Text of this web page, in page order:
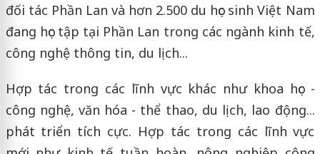
đối tác Phần Lan và hơn 2.500 du học sinh Việt Nam
đang học tập tại Phần Lan trong các ngành kinh tế,
công nghệ thông tin, du lịch...
Hợp tác trong các lĩnh vực khác như khoa học -
công nghệ, văn hóa - thể thao, du lịch, lao động...
phát triển tích cực. Hợp tác trong các lĩnh vực